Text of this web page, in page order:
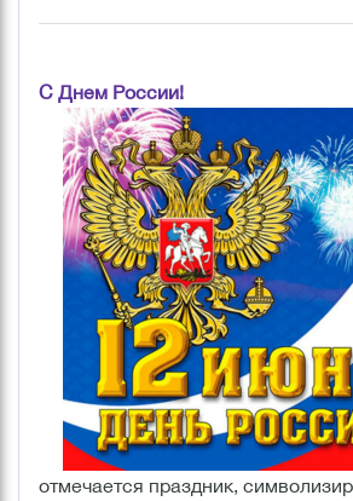
С Днем России!
отмечается праздник,